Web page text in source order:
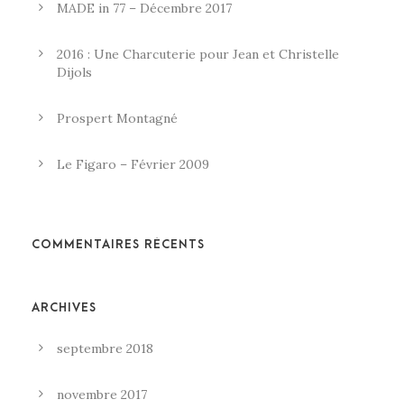
MADE in 77 – Décembre 2017
2016 : Une Charcuterie pour Jean et Christelle
Dijols
Prospert Montagné
Le Figaro – Février 2009
COMMENTAIRES RÉCENTS
ARCHIVES
septembre 2018
novembre 2017